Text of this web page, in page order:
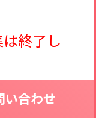
終了し
い合わせ